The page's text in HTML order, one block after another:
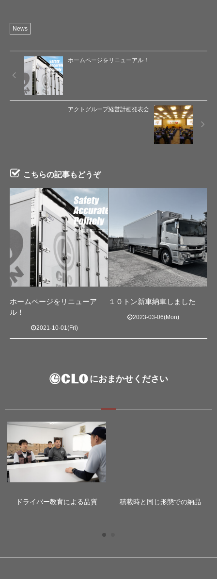
News
ホームページをリニューアル！
アクトグループ経営計画発表会
こちらの記事もどうぞ
ホームページをリニューア
ル！
2021-10-01(Fri)
１０トン新車納車しました
2023-03-06(Mon)
におまかせください
ドライバー教育による品質 積載時と同じ形態での納品